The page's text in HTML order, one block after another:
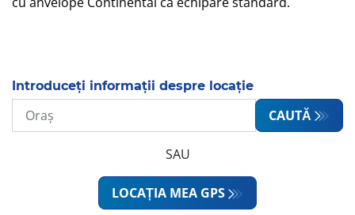
Introduceți informații despre locație
CAUTĂ
SAU
LOCAȚIA MEA GPS